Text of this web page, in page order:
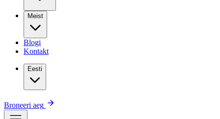
Meist
Blogi
Kontakt
Eesti
Broneeri aeg